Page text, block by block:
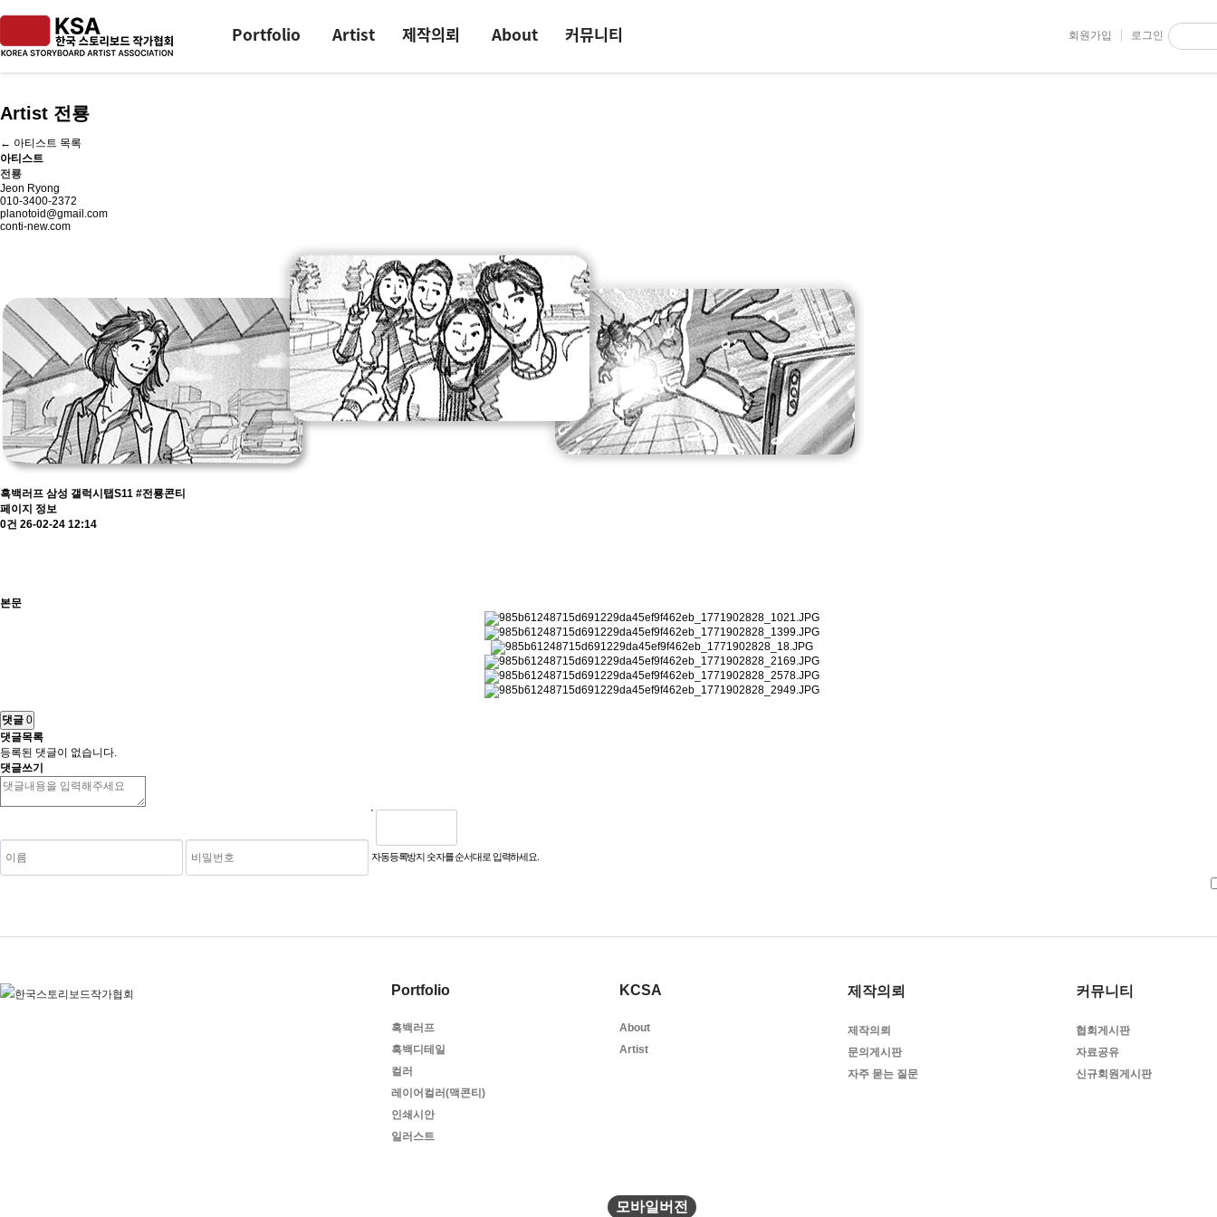
Portfolio Artist 제작의뢰 About 커뮤니티 회원가입 로그인
Artist 전룡
← 아티스트 목록
아티스트
전룡
Jeon Ryong
010-3400-2372
planotoid@gmail.com
conti-new.com
흑백러프 삼성 갤럭시탭S11 #전룡콘티
페이지 정보
0건 26-02-24 12:14
본문
댓글 0
댓글목록
등록된 댓글이 없습니다.
댓글쓰기
자동등록방지 숫자를 순서대로 입력하세요.
Portfolio
흑백러프
흑백디테일
컬러
레이어컬러(맥콘티)
인쇄시안
일러스트
KCSA
About
Artist
제작의뢰
제작의뢰
문의게시판
자주 묻는 질문
커뮤니티
협회게시판
자료공유
신규회원게시판
모바일버전